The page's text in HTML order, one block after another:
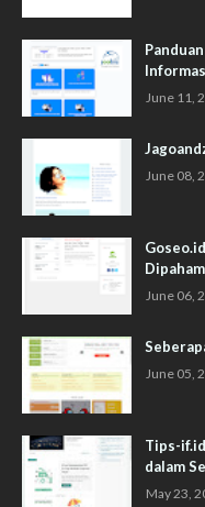
June 11,
June 08,
June 06,
June 05,
Tips-
dalam
May 23,